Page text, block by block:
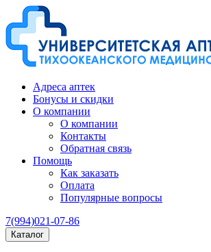
Адреса аптек
Бонусы и скидки
О компании
О компании
Контакты
Обратная связь
Помощь
Как заказать
Оплата
Популярные вопросы
7(994)021-07-86
Каталог